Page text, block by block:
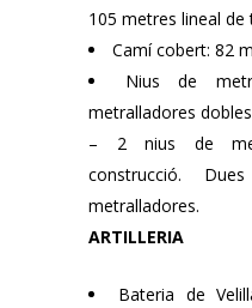
105 metres lineal
Camí cobert: 82
Nius de
metralladores
– 2 nius de
construcció.
metralladores.
ARTILLERIA
Bateria de